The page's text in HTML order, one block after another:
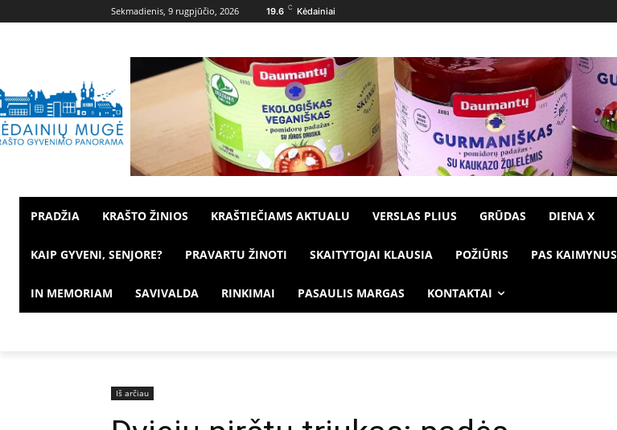
Sekmadienis, 9 rugpjūčio, 2026 19.6 C Kėdainiai
PRADŽIA KRAŠTO ŽINIOS KRAŠTIEČIAMS AKTUALU VERSLAS PLIUS GRŪDAS DIENA X
KAIP GYVENI, SENJORE? PRAVARTU ŽINOTI SKAITYTOJAI KLAUSIA POŽIŪRIS PAS KAIMYNUS
IN MEMORIAM SAVIVALDA RINKIMAI PASAULIS MARGAS KONTAKTAI
Iš arčiau